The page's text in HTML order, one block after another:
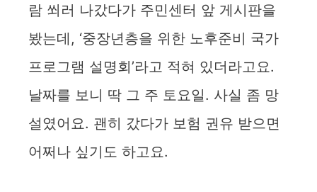
람 쐬러 나갔다가 주민센터 앞 게시판을
봤는데, ‘중장년층을 위한 노후준비 국가
프로그램 설명회’라고 적혀 있더라고요.
날짜를 보니 딱 그 주 토요일. 사실 좀 망
설였어요. 괜히 갔다가 보험 권유 받으면
어쩌나 싶기도 하고요.